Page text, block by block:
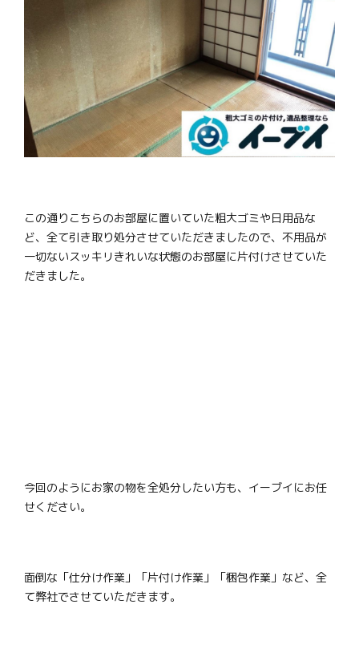
この通りこちらのお部屋に置いていた粗大ゴミや日用品な
ど、全て引き取り処分させていただきましたので、不用品が
一切ないスッキリきれいな状態のお部屋に片付けさせていた
だきました。
今回のようにお家の物を全処分したい方も、イーブイにお任
せください。
面倒な「仕分け作業」「片付け作業」「梱包作業」など、全
て弊社でさせていただきます。